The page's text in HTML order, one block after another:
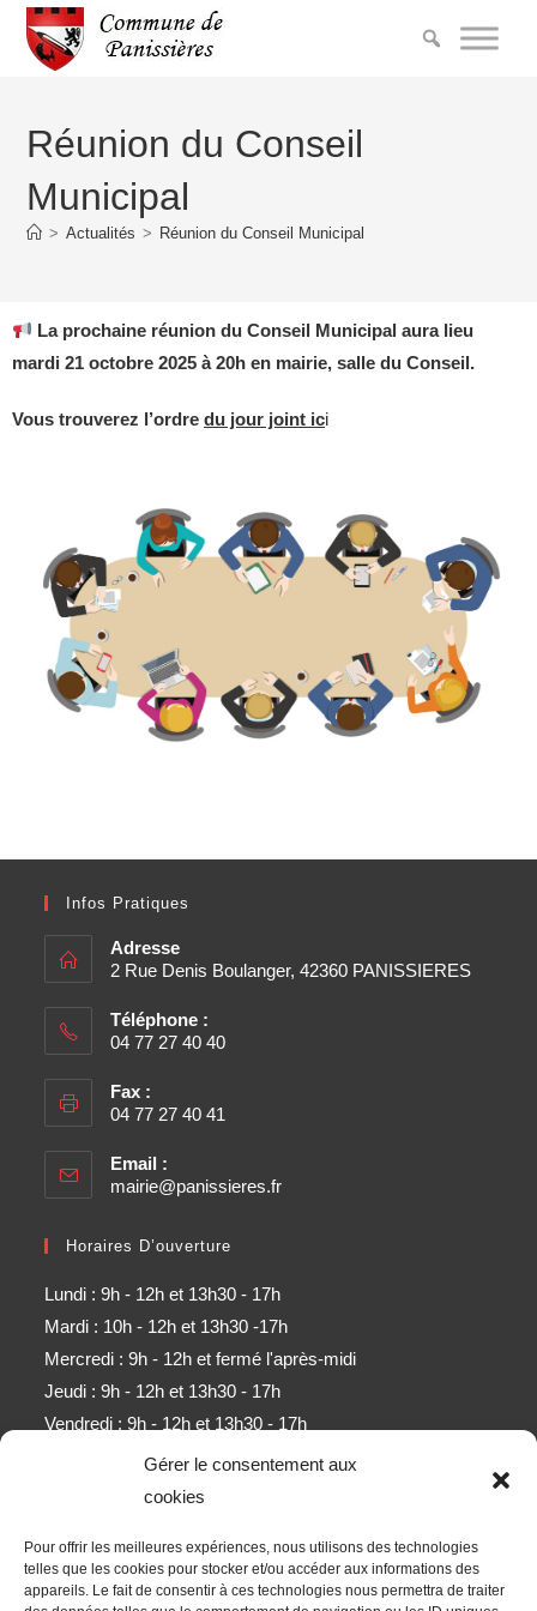
Gérer le consentement aux
cookies
Pour offrir les meilleures expériences, nous utilisons des technologies
telles que les cookies pour stocker et/ou accéder aux informations des
appareils. Le fait de consentir à ces technologies nous permettra de traiter
Réunion du Conseil
Municipal
> Actualités > Réunion du Conseil Municipal
La prochaine réunion du Conseil Municipal aura lieu
mardi 21 octobre 2025 à 20h en mairie, salle du Conseil.
Vous trouverez l’ordre du jour joint ici
Infos Pratiques
Adresse
2 Rue Denis Boulanger, 42360 PANISSIERES
Téléphone :
04 77 27 40 40
Fax :
04 77 27 40 41
Email :
mairie@panissieres.fr
Horaires D’ouverture
Lundi : 9h - 12h et 13h30 - 17h
Mardi : 10h - 12h et 13h30 -17h
Mercredi : 9h - 12h et fermé l'après-midi
Jeudi : 9h - 12h et 13h30 - 17h
Vendredi : 9h - 12h et 13h30 - 17h
Samedi : 9h - 11h (sauf mois d'août)
Obtenez l’ensemble des derniers contenus par e-mail.